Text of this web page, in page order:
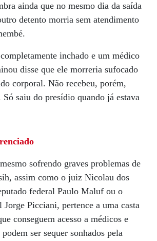
ainda que no mesmo dia da saída
detento morria sem atendimento
inchado e um médico
disse que ele morreria sufocado
corporal. Não recebeu, porém,
Só saiu do presídio quando já estava
sofrendo graves problemas de
assim como o juiz Nicolau dos
federal Paulo Maluf ou o
Jorge Picciani, pertence a uma casta
conseguem acesso a médicos e
ser sequer sonhados pela